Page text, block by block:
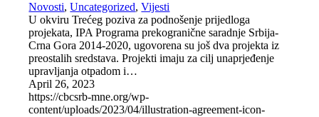
Novosti,Uncategorized,Vijesti
U okviru Trećeg poziva za podnošenje prijedloga
projekata, IPA Programa prekogranične saradnje Srbija-
Crna Gora 2014-2020, ugovorena su još dva projekta iz
preostalih sredstava. Projekti imaju za cilj unaprjeđenje
upravljanja otpadom i…
April 26, 2023
https://cbcsrb-mne.org/wp-
content/uploads/2023/04/illustration-agreement-icon-